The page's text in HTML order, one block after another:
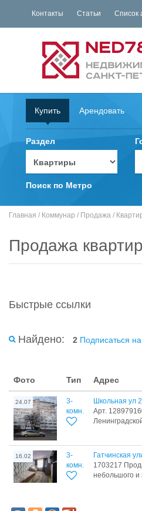
Контакты Статьи Список
Купить Арендовать
Раздел
Поиск по Метро
Главная / Коммунар / Продажа /
Продажа
Быстрые ссылки
Найдено: 2 Подписаться
Фото Тип Адрес
24.07
3-
комн.
Школьная ул
Арт.
16.02
3-
комн.
Гатчинская
1703217
небольшого и